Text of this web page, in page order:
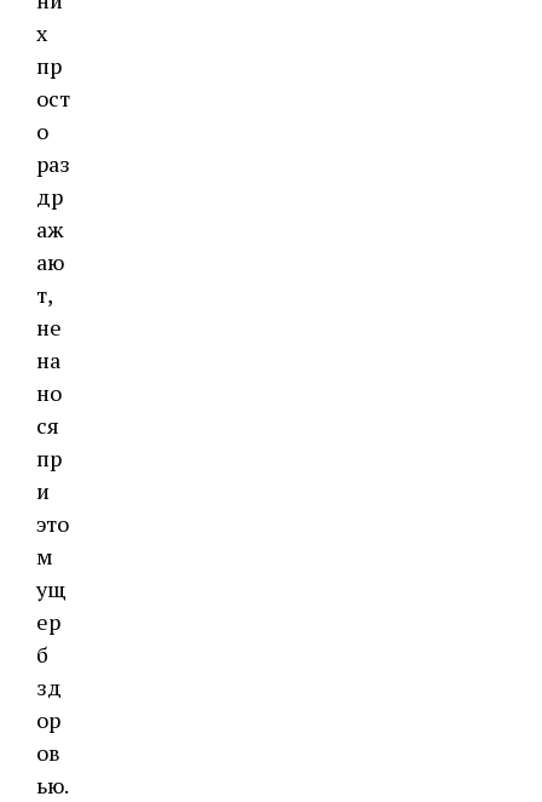
х
пр
ост
о
раз
др
аж
аю
т,
не
на
но
ся
пр
и
это
м
ущ
ер
б
зд
ор
ов
ью.